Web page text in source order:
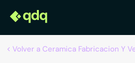
Volver a Ceramica Fabricacion Y